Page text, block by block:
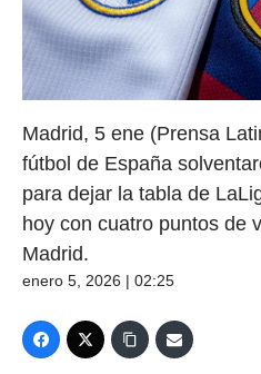
Madrid, 5 ene (Prensa
fútbol de España
para dejar la tabla de
hoy con cuatro puntos de
Madrid.
enero 5, 2026 | 02:25